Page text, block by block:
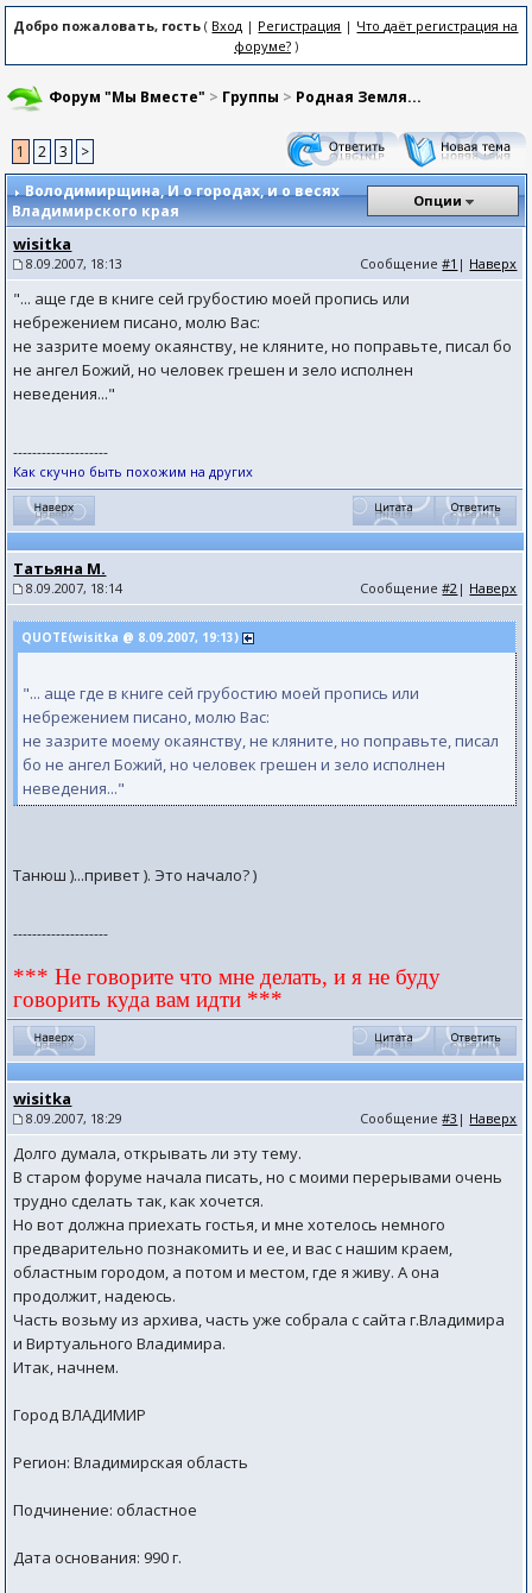
Добро пожаловать, гость ( Вход | Регистрация | Что даёт регистрация на
форуме?)
Форум "Мы Вместе" > Группы > Родная Земля...
1 2 3
>
Володимирщина, И о городах, и о весях
Владимирского края
Опции
wisitka
8.09.2007, 18:13 Сообщение#1 | Наверх
"... аще где в книге сей грубостию моей пропись или
небрежением писано, молю Вас:
не зазрите моему окаянству, не кляните, но поправьте, писал бо
не ангел Божий, но человек грешен и зело исполнен
неведения..."
--------------------
Как скучно быть похожим на других
Татьяна М.
8.09.2007, 18:14 Сообщение#2 | Наверх
QUOTE(wisitka @ 8.09.2007, 19:13)
"... аще где в книге сей грубостию моей пропись или
небрежением писано, молю Вас:
не зазрите моему окаянству, не кляните, но поправьте, писал
бо не ангел Божий, но человек грешен и зело исполнен
неведения..."
Танюш )...привет ). Это начало? )
--------------------
*** Не говорите что мне делать, и я не буду
говорить куда вам идти ***
wisitka
8.09.2007, 18:29 Сообщение#3 | Наверх
Долго думала, открывать ли эту тему.
В старом форуме начала писать, но с моими перерывами очень
трудно сделать так, как хочется.
Но вот должна приехать гостья, и мне хотелось немного
предварительно познакомить и ее, и вас с нашим краем,
областным городом, а потом и местом, где я живу. А она
продолжит, надеюсь.
Часть возьму из архива, часть уже собрала с сайта г.Владимира
и Виртуального Владимира.
Итак, начнем.
Город ВЛАДИМИР
Регион: Владимирская область
Подчинение: областное
Дата основания: 990 г.